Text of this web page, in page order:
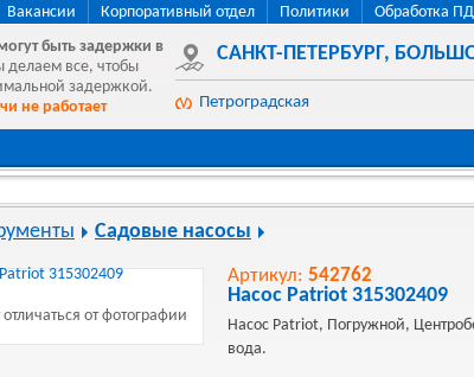
Вакансии Корпоративный отдел Политики Обработка ПД
быть задержки в
делаем все, чтобы
задержкой.
не работает
САНКТ-ПЕТЕРБУРГ,
Петроградская
Садовые насосы
от фотографии
Артикул: 542762
Насос Patriot 315302409
Насос Patriot, Погружной,
вода.